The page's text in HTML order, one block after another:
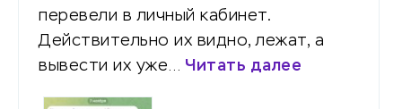
перевели в личный кабинет.
Действительно их видно, лежат, а
вывести их уже… Читать далее